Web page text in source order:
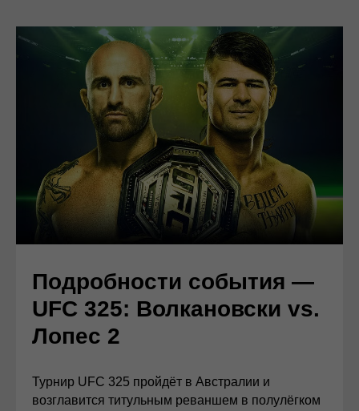
Подробности события —
UFC 325: Волкановски vs.
Лопес 2
Турнир UFC 325 пройдёт в Австралии и
возглавится титульным реваншем в полулёгком